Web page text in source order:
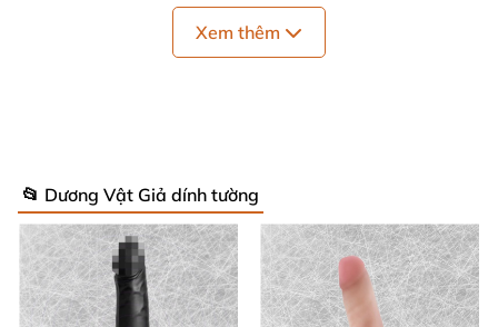
kích thích thị giác.
Chiều dài phần hoạt động: 12 cm, tập trung
khoái cảm ở khu vực chính.
Đường kính: 3,3 cm, vừa vặn, không quá to gây
khó chịu.
Xem thêm
📂 Dương Vật Giả dính tường